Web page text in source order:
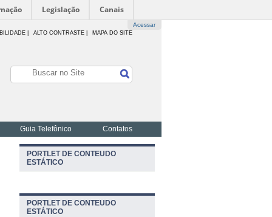
Legislação Canais
Acessar
ALTO CONTRASTE | MAPA DO SITE
Guia Telefônico Contatos
PORTLET DE CONTEUDO
ESTÁTICO
PORTLET DE CONTEUDO
ESTÁTICO